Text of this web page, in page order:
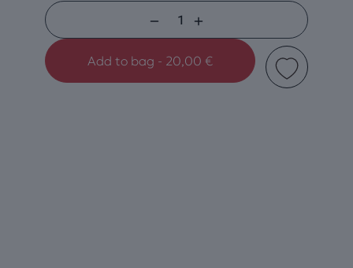
DK
hadle
ποσότητα
Add to bag - 20,00 €